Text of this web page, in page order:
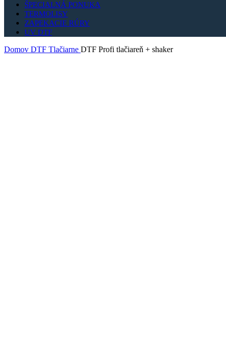
ŠPECIALNÁ PONUKA
TERMOLISY
ZAPEKACIE RÚRY
UV DTF
Domov DTF Tlačiarne DTF Profi tlačiareň + shaker